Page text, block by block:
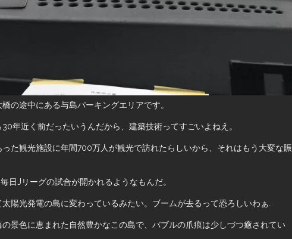
の途中にある与島パーキングエリアです。
年近く前だったいうんだから、建築技術ってすごいよねえ。
た観光施設に年間700万人が観光で訪れたらしいから、それはもう大変な賑
日Jリーグの試合が開かれるようなもんだ。
陽光発電の島に変わっているみたい。ブームが去るって恐ろしいわぁ…
景色に恵まれた自然豊かなこの島で、バブルの爪痕は少しづつ癒されてい